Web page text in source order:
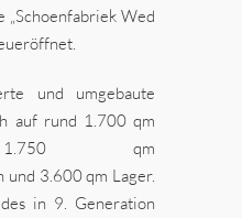
Wed
und umgebaute
auf rund 1.700 qm
1.750 qm
3.600 qm Lager.
in 9. Generation